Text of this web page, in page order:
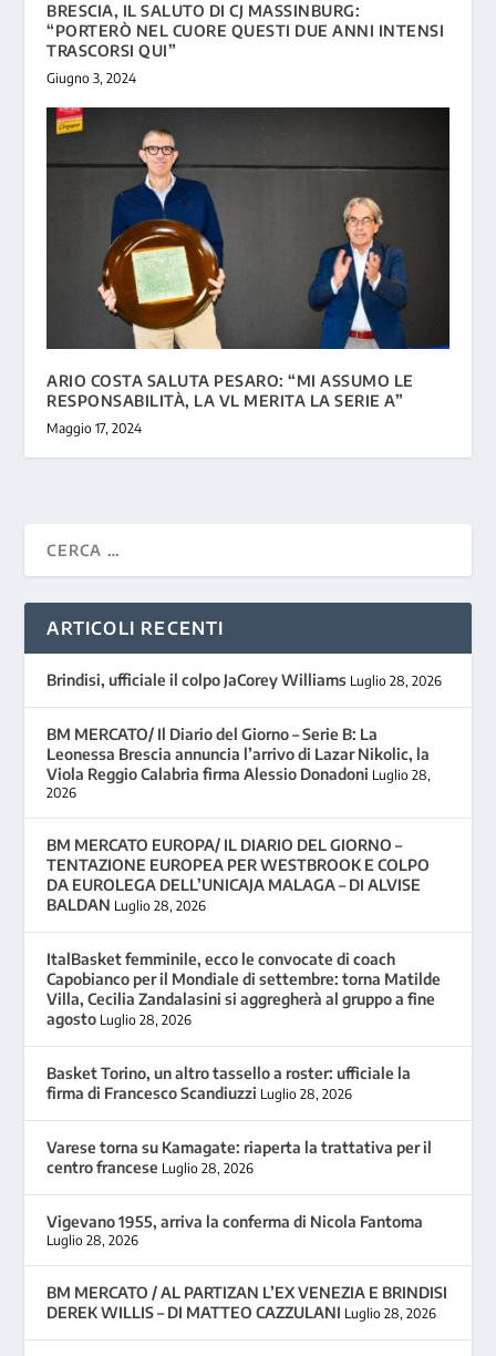
BRESCIA, IL SALUTO DI CJ MASSINBURG:
“PORTERÒ NEL CUORE QUESTI DUE ANNI INTENSI
TRASCORSI QUI”
Giugno 3, 2024
ARIO COSTA SALUTA PESARO: “MI ASSUMO LE
RESPONSABILITÀ, LA VL MERITA LA SERIE A”
Maggio 17, 2024
ARTICOLI RECENTI
Brindisi, ufficiale il colpo JaCorey Williams Luglio 28, 2026
BM MERCATO/ Il Diario del Giorno – Serie B: La
Leonessa Brescia annuncia l’arrivo di Lazar Nikolic, la
Viola Reggio Calabria firma Alessio Donadoni Luglio 28,
2026
BM MERCATO EUROPA/ IL DIARIO DEL GIORNO –
TENTAZIONE EUROPEA PER WESTBROOK E COLPO
DA EUROLEGA DELL’UNICAJA MALAGA – DI ALVISE
BALDAN Luglio 28, 2026
ItalBasket femminile, ecco le convocate di coach
Capobianco per il Mondiale di settembre: torna Matilde
Villa, Cecilia Zandalasini si aggregherà al gruppo a fine
agosto Luglio 28, 2026
Basket Torino, un altro tassello a roster: ufficiale la
firma di Francesco Scandiuzzi Luglio 28, 2026
Varese torna su Kamagate: riaperta la trattativa per il
centro francese Luglio 28, 2026
Vigevano 1955, arriva la conferma di Nicola Fantoma
Luglio 28, 2026
BM MERCATO / AL PARTIZAN L’EX VENEZIA E BRINDISI
DEREK WILLIS – DI MATTEO CAZZULANI Luglio 28, 2026